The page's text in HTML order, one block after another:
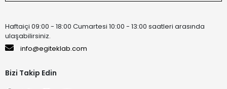
Haftaiçi 09:00 - 18:00 Cumartesi 10:00 - 13:00 saatleri arasında
ulaşabilirsiniz.
info@egiteklab.com
Bizi Takip Edin